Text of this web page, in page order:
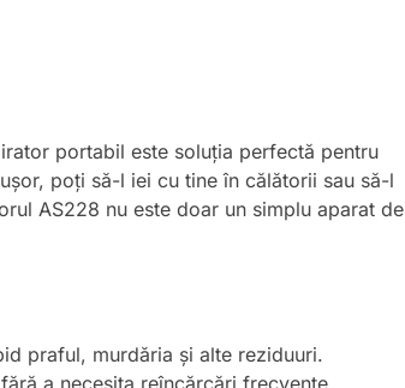
portabil este soluția perfectă pentru
poți să-l iei cu tine în călătorii sau să-l
AS228 nu este doar un simplu aparat de
praful, murdăria și alte reziduuri.